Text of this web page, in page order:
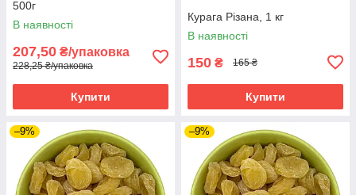
500г
В наявності
207,50 ₴/упаковка
228,25 ₴/упаковка
Купити
Курага Різана, 1 кг
В наявності
150 ₴ 165 ₴
Купити
–9% –9%